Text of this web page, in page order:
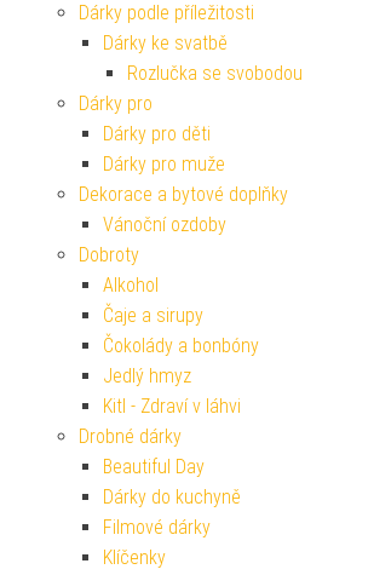
Dárky podle příležitosti
Dárky ke svatbě
Rozlučka se svobodou
Dárky pro
Dárky pro děti
Dárky pro muže
Dekorace a bytové doplňky
Vánoční ozdoby
Dobroty
Alkohol
Čaje a sirupy
Čokolády a bonbóny
Jedlý hmyz
Kitl - Zdraví v láhvi
Drobné dárky
Beautiful Day
Dárky do kuchyně
Filmové dárky
Klíčenky